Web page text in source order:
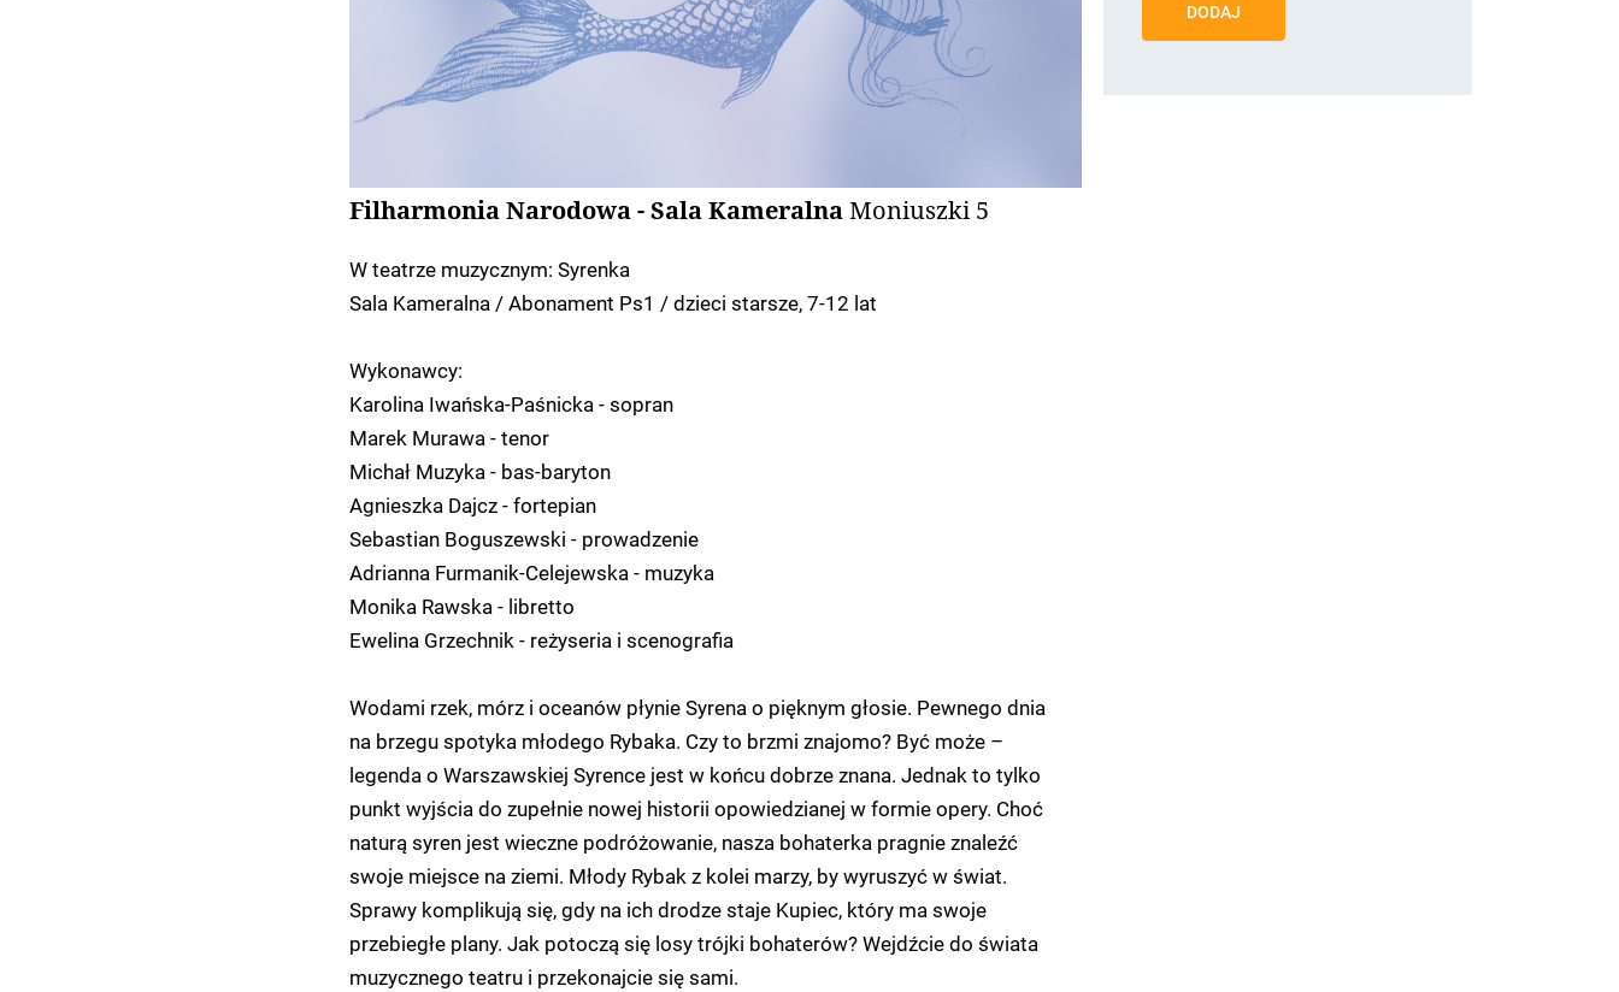
Filharmonia Narodowa - Sala KameralnaMoniuszki 5
W teatrze muzycznym: Syrenka
Sala Kameralna / Abonament Ps1 / dzieci starsze, 7-12 lat
Wykonawcy:
Karolina Iwańska-Paśnicka - sopran
Marek Murawa - tenor
Michał Muzyka - bas-baryton
Agnieszka Dajcz - fortepian
Sebastian Boguszewski - prowadzenie
Adrianna Furmanik-Celejewska - muzyka
Monika Rawska - libretto
Ewelina Grzechnik - reżyseria i scenografia
Wodami rzek, mórz i oceanów płynie Syrena o pięknym głosie. Pewnego dnia
na brzegu spotyka młodego Rybaka. Czy to brzmi znajomo? Być może –
legenda o Warszawskiej Syrence jest w końcu dobrze znana. Jednak to tylko
punkt wyjścia do zupełnie nowej historii opowiedzianej w formie opery. Choć
naturą syren jest wieczne podróżowanie, nasza bohaterka pragnie znaleźć
swoje miejsce na ziemi. Młody Rybak z kolei marzy, by wyruszyć w świat.
Sprawy komplikują się, gdy na ich drodze staje Kupiec, który ma swoje
przebiegłe plany. Jak potoczą się losy trójki bohaterów? Wejdźcie do świata
muzycznego teatru i przekonajcie się sami.
DODAJ